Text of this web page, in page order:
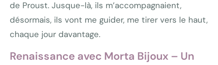
de Proust. Jusque-là, ils m’accompagnaient,
désormais, ils vont me guider, me tirer vers le haut,
chaque jour davantage.
Renaissance avec Morta Bijoux – Un